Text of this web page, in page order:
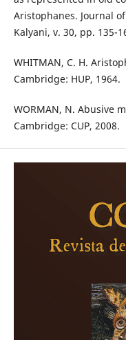
Aristophanes. Journal
Kalyani, v. 30, pp. 135-
WHITMAN, C. H.
Cambridge: HUP, 1964.
WORMAN, N. Abusive
Cambridge: CUP, 2008.